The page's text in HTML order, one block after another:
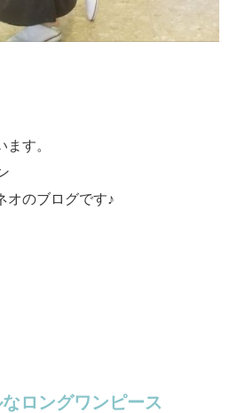
す。
オのブログです♪
ロングワンピース